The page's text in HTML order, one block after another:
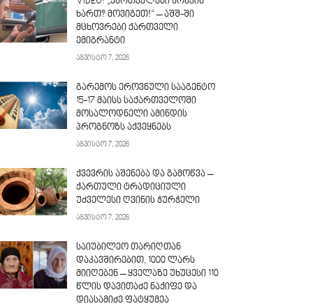
ხართ? მოვიგეთ!“ – აშშ-ში
მცხოვრები ქართველი
ემიგრანტი
აგვისტო 7, 2026
გარემოს ეროვნული სააგენტო
15-17 მაისს საქართველოში
მოსალოდნელი ამინდის
პროგნოზს აქვეყნებს
აგვისტო 7, 2026
ქვევრის აშენება და გამოწვა –
ქართული ტრადიციული
უძველესი ღვინის ჭურჭელი
აგვისტო 7, 2026
საიუბილეო თარიღთან
დაკავშირებით, 1000 ლარს
მიიღებენ – ყველაზე უხუცესი 110
წლის დავითაძე ნაქიფე და
დიასამიძე ფატყუმეა